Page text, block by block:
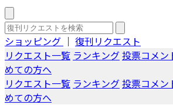
ショッピング ｜ 復刊リクエスト
リクエスト一覧 ランキング投票コメン
めての方へ
リクエスト一覧 ランキング投票コメン
めての方へ